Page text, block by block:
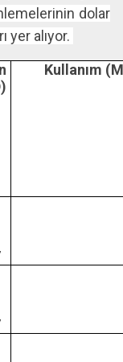
dolar
yer alıyor.
Kullanım